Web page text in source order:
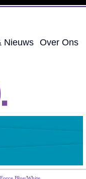
Nieuws
Over Ons